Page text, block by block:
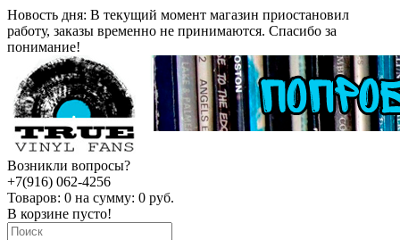
Новость дня: В текущий момент магазин приостановил
работу, заказы временно не принимаются. Спасибо за
понимание!
Возникли вопросы?
+7(916) 062-4256
Товаров: 0 на сумму: 0 руб.
В корзине пусто!